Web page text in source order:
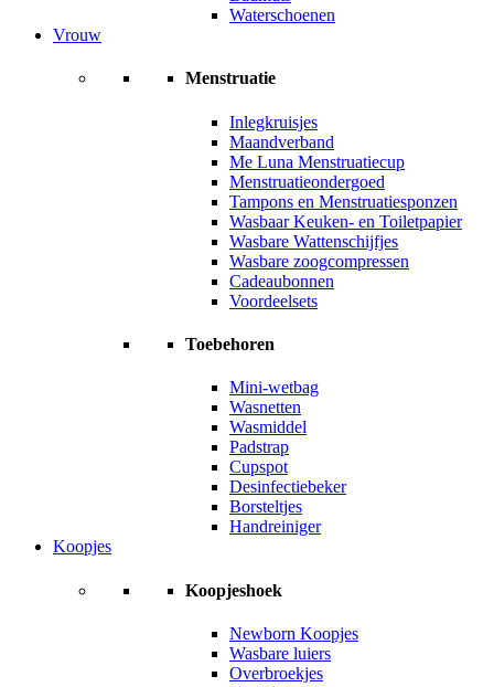
Waterschoenen
Vrouw
Menstruatie
Inlegkruisjes
Maandverband
Me Luna Menstruatiecup
Menstruatieondergoed
Tampons en Menstruatiesponzen
Wasbaar Keuken- en Toiletpapier
Wasbare Wattenschijfjes
Wasbare zoogcompressen
Cadeaubonnen
Voordeelsets
Toebehoren
Mini-wetbag
Wasnetten
Wasmiddel
Padstrap
Cupspot
Desinfectiebeker
Borsteltjes
Handreiniger
Koopjes
Koopjeshoek
Newborn Koopjes
Wasbare luiers
Overbroekjes